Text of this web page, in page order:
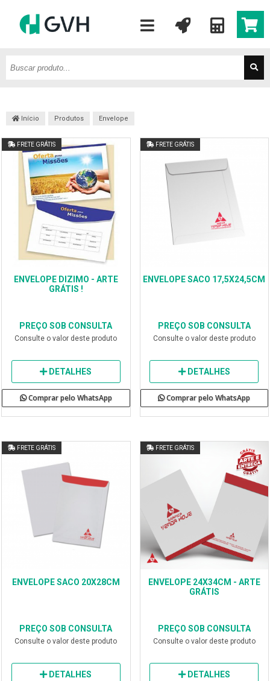
Início Produtos Envelope
FRETE GRÁTIS
ENVELOPE DIZIMO - ARTE
GRÁTIS !
PREÇO SOB CONSULTA
Consulte o valor deste produto
DETALHES
Comprar pelo WhatsApp
FRETE GRÁTIS
ENVELOPE SACO 17,5X24,5CM
PREÇO SOB CONSULTA
Consulte o valor deste produto
DETALHES
Comprar pelo WhatsApp
FRETE GRÁTIS
ENVELOPE SACO 20X28CM
PREÇO SOB CONSULTA
Consulte o valor deste produto
DETALHES
FRETE GRÁTIS
ENVELOPE 24X34CM - ARTE
GRÁTIS
PREÇO SOB CONSULTA
Consulte o valor deste produto
DETALHES